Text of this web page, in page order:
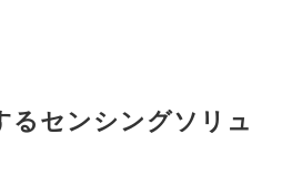
るセンシングソリュ